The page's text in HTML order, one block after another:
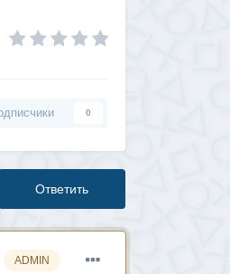
0
Ответить
ADMIN